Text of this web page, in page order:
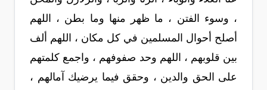
، وسوء الفتن ، ما ظهر منها وما بطن ، اللهم
أصلح أحوال المسلمين في كل مكان ، اللهم ألف
بين قلوبهم ، اللهم وحد صفوفهم ، واجمع كلمتهم
على الحق والدين ، وحقق فيما يرضيك آمالهم ،